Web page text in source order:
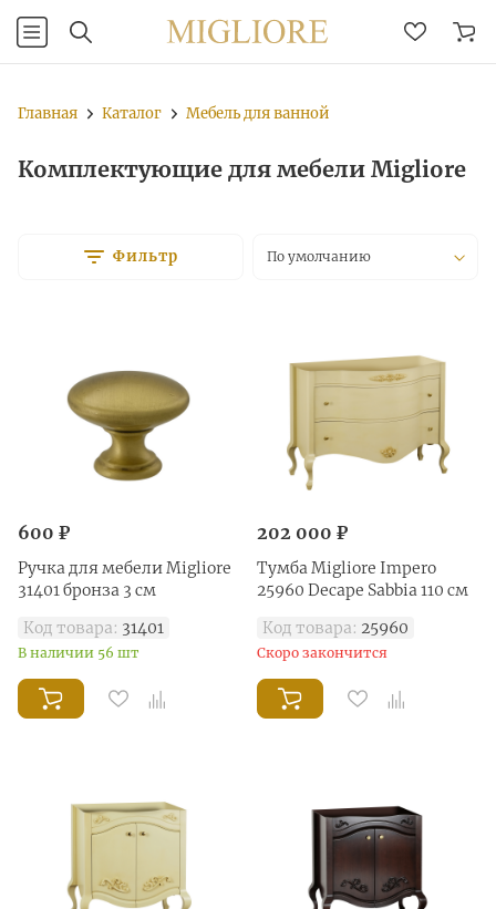
Главная Каталог Мебель для ванной
Комплектующие для мебели Migliore
Фильтр По умолчанию
600 ₽
Ручка для мебели Migliore
31401 бронза 3 см
Код товара: 31401
В наличии 56 шт
202 000 ₽
Тумба Migliore Impero
25960 Decape Sabbia 110 см
Код товара: 25960
Скоро закончится